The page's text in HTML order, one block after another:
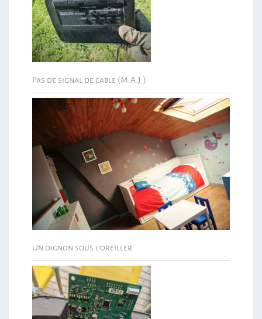
Pas de signal de cable (M.A.J.)
Un oignon sous l’oreiller